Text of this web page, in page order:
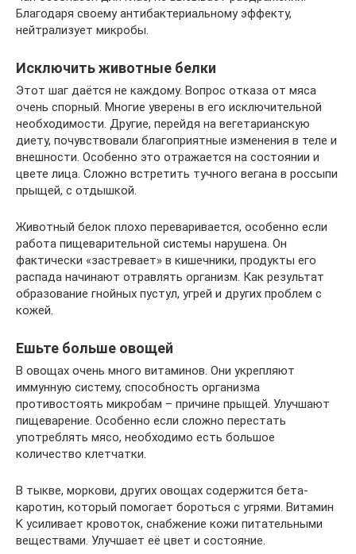
Благодаря своему антибактериальному эффекту,
нейтрализует микробы.
Исключить животные белки
Этот шаг даётся не каждому. Вопрос отказа от мяса
очень спорный. Многие уверены в его исключительной
необходимости. Другие, перейдя на вегетарианскую
диету, почувствовали благоприятные изменения в теле и
внешности. Особенно это отражается на состоянии и
цвете лица. Сложно встретить тучного вегана в россыпи
прыщей, с отдышкой.
Животный белок плохо переваривается, особенно если
работа пищеварительной системы нарушена. Он
фактически «застревает» в кишечники, продукты его
распада начинают отравлять организм. Как результат
образование гнойных пустул, угрей и других проблем с
кожей.
Ешьте больше овощей
В овощах очень много витаминов. Они укрепляют
иммунную систему, способность организма
противостоять микробам – причине прыщей. Улучшают
пищеварение. Особенно если сложно перестать
употреблять мясо, необходимо есть большое
количество клетчатки.
В тыкве, моркови, других овощах содержится бета-
каротин, который помогает бороться с угрями. Витамин
K усиливает кровоток, снабжение кожи питательными
веществами. Улучшает её цвет и состояние.